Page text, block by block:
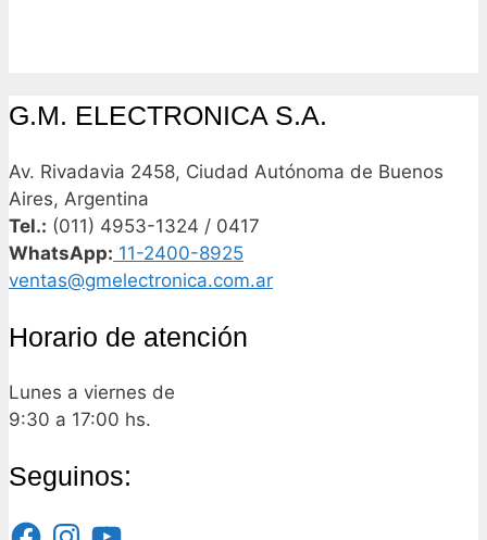
G.M. ELECTRONICA S.A.
Av. Rivadavia 2458, Ciudad Autónoma de Buenos
Aires, Argentina
Tel.: (011) 4953-1324 / 0417
WhatsApp: 11-2400-8925
ventas@gmelectronica.com.ar
Horario de atención
Lunes a viernes de
9:30 a 17:00 hs.
Seguinos:
Facebook
InstagramYouTube